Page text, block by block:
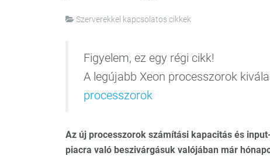
Szerverekkel kapcsolatos cikkek
Figyelem, ez egy régi cikk!
A legújabb Xeon processzorok
processzorok
Az új processzorok számítási kapacitás és
piacra való beszivárgásuk valójában már